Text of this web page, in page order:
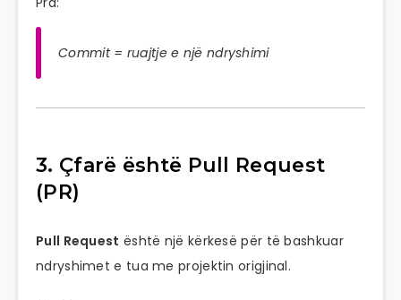
Commit = ruajtje e një ndryshimi
3. Çfarë është Pull Request
(PR)
Pull Request është një kërkesë për të bashkuar
ndryshimet e tua me projektin origjinal.